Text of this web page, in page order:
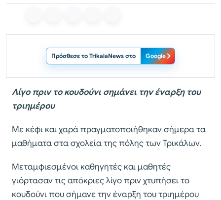
Πρόσθεσε το TrikalaNews στο Google
Λίγο πριν το κουδούνι σημάνει την έναρξη του
τριημέρου
Με κέφι και χαρά πραγματοποιήθηκαν σήμερα τα
μαθήματα στα σχολεία της πόλης των Τρικάλων.
Μεταμφιεσμένοι καθηγητές και μαθητές
γιόρτασαν τις απόκριες λίγο πριν χτυπήσει το
κουδούνι που σήμανε την έναρξη του τριημέρου